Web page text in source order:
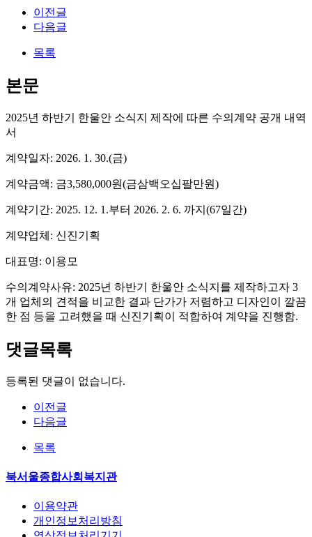
이전글
다음글
목록
본문
2025년 하반기 한울안 소식지 제작에 따른 수의계약 공개 내역
서
계약일자: 2026. 1. 30.(금)
계약금액: 금3,580,000원(금삼백오십팔만원)
계약기간: 2025. 12. 1.부터 2026. 2. 6. 까지(67일간)
계약업체: 신진기획
대표명: 이용모
수의계약사유: 2025년 하반기 한울안 소식지를 제작하고자 3
개 업체의 견적을 비교한 결과 단가가 저렴하고 디자인이 깔끔
한 점 등을 고려했을 때 신진기획이 적합하여 계약을 진행함.
댓글목록
등록된 댓글이 없습니다.
이전글
다음글
목록
북서울종합사회복지관
이용약관
개인정보처리방침